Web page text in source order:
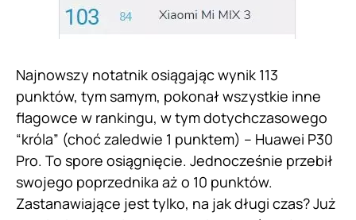
Najnowszy notatnik osiągając wynik 113
punktów, tym samym, pokonał wszystkie inne
flagowce w rankingu, w tym dotychczasowego
“króla” (choć zaledwie 1 punktem) – Huawei P30
Pro. To spore osiągnięcie. Jednocześnie przebił
swojego poprzednika aż o 10 punktów.
Zastanawiające jest tylko, na jak długi czas? Już